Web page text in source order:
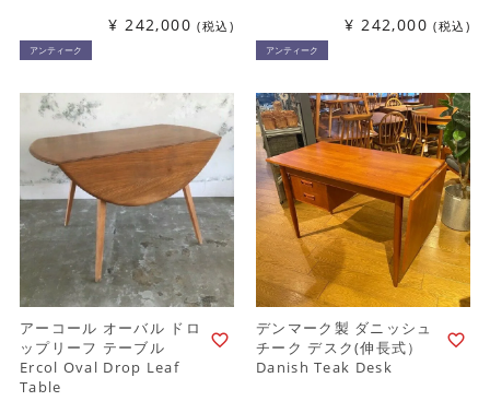
¥ 242,000 税込
アンティーク
¥ 242,000 税込
アンティーク
アーコール オーバル ドロ
ップリーフ テーブル
Ercol Oval Drop Leaf
Table
デンマーク製 ダニッシュ
チーク デスク(伸長式）
Danish Teak Desk